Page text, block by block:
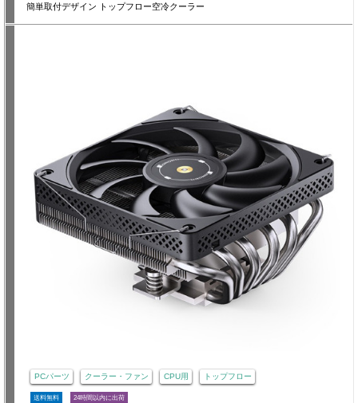
簡単取付デザイン トップフロー空冷クーラー
PCパーツ クーラー・ファン CPU用 トップフロー
送料無料 24時間以内に出荷